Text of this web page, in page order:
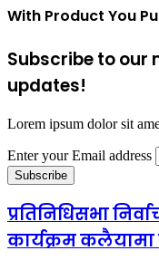
With Product You
Subscribe to our
updates!
Lorem ipsum dolor sit
Enter your Email address
प्रतिनिधिसभा
कार्यक्रम